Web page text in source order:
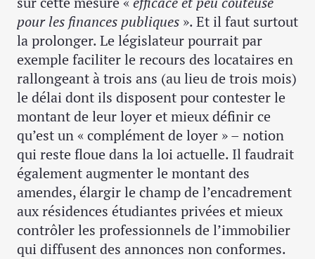
pour les finances publiques ». Et il faut surtout
la prolonger. Le législateur pourrait par
exemple faciliter le recours des locataires en
rallongeant à trois ans (au lieu de trois mois)
le délai dont ils disposent pour contester le
montant de leur loyer et mieux définir ce
qu’est un « complément de loyer » – notion
qui reste floue dans la loi actuelle. Il faudrait
également augmenter le montant des
amendes, élargir le champ de l’encadrement
aux résidences étudiantes privées et mieux
contrôler les professionnels de l’immobilier
qui diffusent des annonces non conformes.